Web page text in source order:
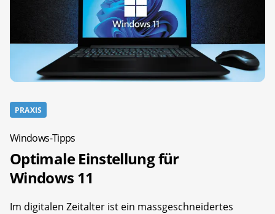
PRAXIS
Windows-Tipps
Optimale Einstellung für
Windows 11
Im digitalen Zeitalter ist ein massgeschneidertes